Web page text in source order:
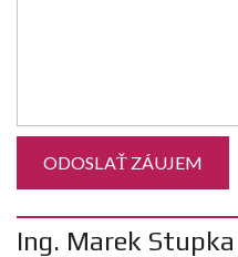
Ing. Marek Stupka